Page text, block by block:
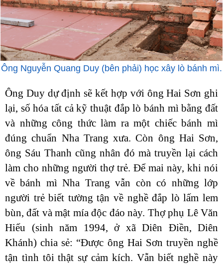
Ông Nguyễn Quang Duy (bên phải) học xây lò bánh mì.
Ông Duy dự định sẽ kết hợp với ông Hai Sơn ghi
lại, số hóa tất cả kỹ thuật đắp lò bánh mì bằng đất
và những công thức làm ra một chiếc bánh mì
đúng chuẩn Nha Trang xưa. Còn ông Hai Sơn,
ông Sáu Thanh cũng nhân đó mà truyền lại cách
làm cho những người thợ trẻ. Để mai này, khi nói
về bánh mì Nha Trang vẫn còn có những lớp
người trẻ biết tường tận về nghề đắp lò lấm lem
bùn, đất và mật mía độc đáo này. Thợ phụ Lê Văn
Hiếu (sinh năm 1994, ở xã Diên Điền, Diên
Khánh) chia sẻ: “Được ông Hai Sơn truyền nghề
tận tình tôi thật sự cảm kích. Vẫn biết nghề này